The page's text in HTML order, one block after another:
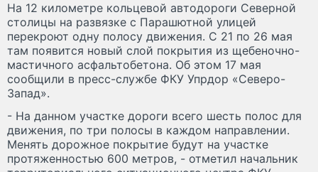
На 12 километре кольцевой автодороги Северной
столицы на развязке с Парашютной улицей
перекроют одну полосу движения. С 21 по 26 мая
там появится новый слой покрытия из щебеночно-
мастичного асфальтобетона. Об этом 17 мая
сообщили в пресс-службе ФКУ Упрдор «Северо-
Запад».
- На данном участке дороги всего шесть полос для
движения, по три полосы в каждом направлении.
Менять дорожное покрытие будут на участке
протяженностью 600 метров, - отметил начальник